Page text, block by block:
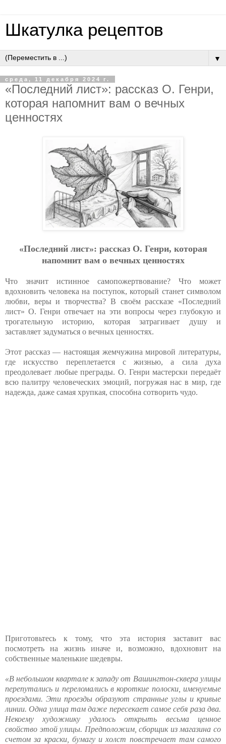
Шкатулка рецептов
▼
среда, 11 декабря 2024 г.
«Последний лист»: рассказ О. Генри,
которая напомнит вам о вечных
ценностях
«Последний лист»: рассказ О. Генри, которая
напомнит вам о вечных ценностях
Что значит истинное самопожертвование? Что может
вдохновить человека на поступок, который станет символом
любви, веры и творчества? В своём рассказе «Последний
лист» О. Генри отвечает на эти вопросы через глубокую и
трогательную историю, которая затрагивает душу и
заставляет задуматься о вечных ценностях.
Этот рассказ — настоящая жемчужина мировой литературы,
где искусство переплетается с жизнью, а сила духа
преодолевает любые преграды. О. Генри мастерски передаёт
всю палитру человеческих эмоций, погружая нас в мир, где
надежда, даже самая хрупкая, способна сотворить чудо.
Приготовьтесь к тому, что эта история заставит вас
посмотреть на жизнь иначе и, возможно, вдохновит на
собственные маленькие шедевры.
«В небольшом квартале к западу от Вашингтон-сквера улицы
перепутались и переломались в короткие полоски, именуемые
проездами. Эти проезды образуют странные углы и кривые
линии. Одна улица там даже пересекает самое себя раза два.
Некоему художнику удалось открыть весьма ценное
свойство этой улицы. Предположим, сборщик из магазина со
счетом за краски, бумагу и холст повстречает там самого